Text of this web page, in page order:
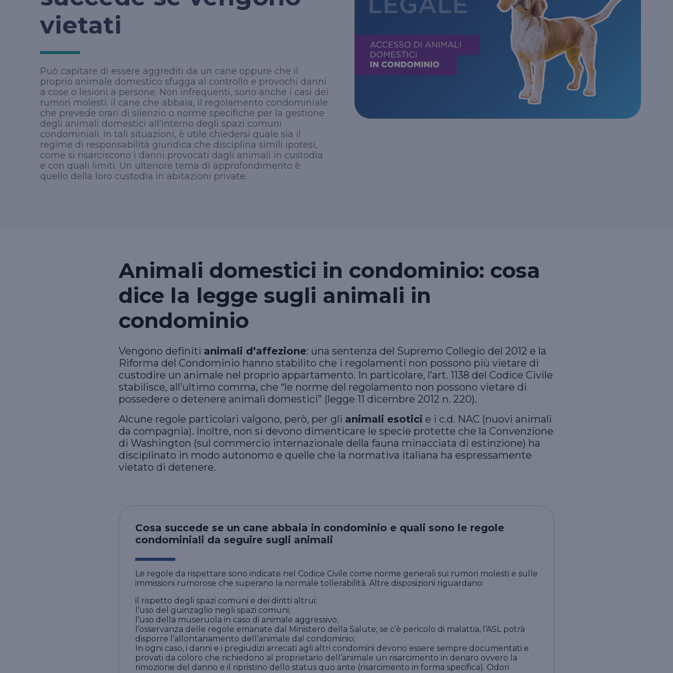
Vai ai prodotti per l'azienda
professionista in materia di recupero crediti e
coprendo, eventualmente in sede di tutela
Vai ai prodotti per il professionista
vietati
Può capitare di essere aggrediti da un cane oppure che il
proprio animale domestico sfugga al controllo e provochi danni
a cose o lesioni a persone. Non infrequenti, sono anche i casi dei
rumori molesti: il cane che abbaia, il regolamento condominiale
che prevede orari di silenzio o norme specifiche per la gestione
degli animali domestici all’interno degli spazi comuni
condominiali. In tali situazioni, è utile chiedersi quale sia il
regime di responsabilità giuridica che disciplina simili ipotesi,
come si risarciscono i danni provocati dagli animali in custodia
e con quali limiti. Un ulteriore tema di approfondimento è
quello della loro custodia in abitazioni private.
Animali domestici in condominio: cosa
dice la legge sugli animali in
condominio
Vengono definiti animali d’affezione: una sentenza del Supremo Collegio del 2012 e la
Riforma del Condominio hanno stabilito che i regolamenti non possono più vietare di
custodire un animale nel proprio appartamento. In particolare, l’art. 1138 del Codice Civile
stabilisce, all’ultimo comma, che “le norme del regolamento non possono vietare di
possedere o detenere animali domestici” (legge 11 dicembre 2012 n. 220).
Alcune regole particolari valgono, però, per gli animali esotici e i c.d. NAC (nuovi animali
da compagnia). Inoltre, non si devono dimenticare le specie protette che la Convenzione
di Washington (sul commercio internazionale della fauna minacciata di estinzione) ha
disciplinato in modo autonomo e quelle che la normativa italiana ha espressamente
vietato di detenere.
Cosa succede se un cane abbaia in condominio e quali sono le regole
condominiali da seguire sugli animali
Le regole da rispettare sono indicate nel Codice Civile come norme generali sui rumori molesti e sulle
immissioni rumorose che superano la normale tollerabilità. Altre disposizioni riguardano:
il rispetto degli spazi comuni e dei diritti altrui;
l’uso del guinzaglio negli spazi comuni;
l’uso della museruola in caso di animale aggressivo;
l’osservanza delle regole emanate dal Ministero della Salute; se c’è pericolo di malattia, l’ASL potrà
disporre l’allontanamento dell’animale dal condominio;
In ogni caso, i danni e i pregiudizi arrecati agli altri condomini devono essere sempre documentati e
provati da coloro che richiedono al proprietario dell’animale un risarcimento in denaro ovvero la
rimozione del danno e il ripristino dello status quo ante (risarcimento in forma specifica). Odori